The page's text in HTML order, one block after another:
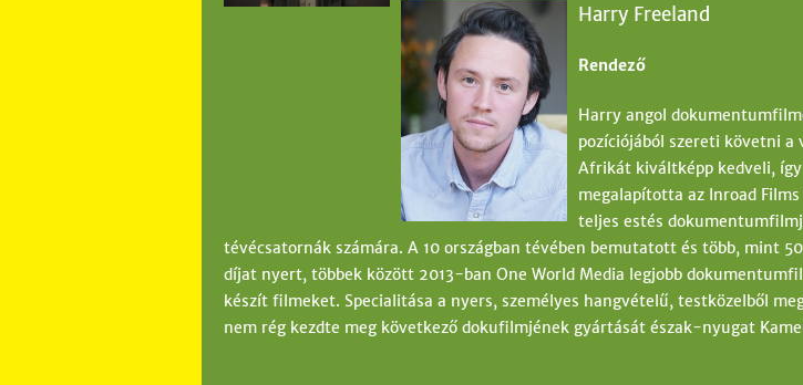
Harry Freeland
Rendező
Harry angol
pozíciójából szereti követni
Afrikát kiváltképp kedveli,
megalapította az Inroad
teljes estés
tévécsatornák számára. A 10 országban tévében bemutatott és több, mint
díjat nyert, többek között 2013-ban One World Media legjobb
készít filmeket. Specialitása a nyers, személyes hangvételű, testközelből
nem rég kezdte meg következő dokufilmjének gyártását észak-nyugat